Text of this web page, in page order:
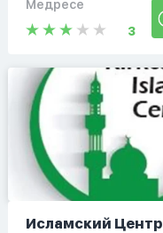
Медресе
3
Исламский Центр